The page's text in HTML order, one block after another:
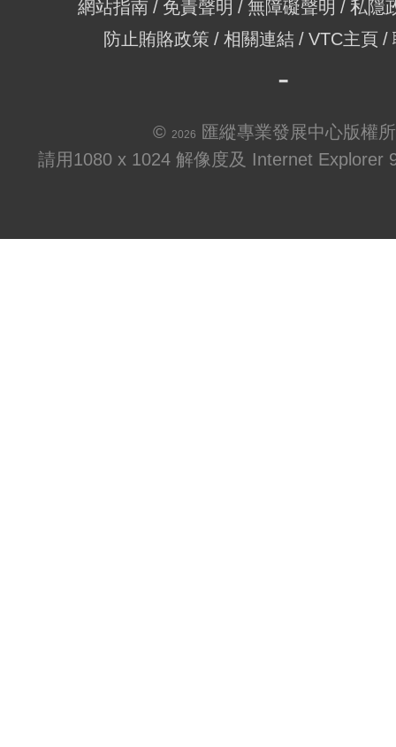
網站指南 免責聲明 無障礙聲明
私隱
防止賄賂政策
相關連結 VTC主頁
© 2026
匯縱專業發展中心版權
請用1080 x 1024 解像度及 Internet Explorer